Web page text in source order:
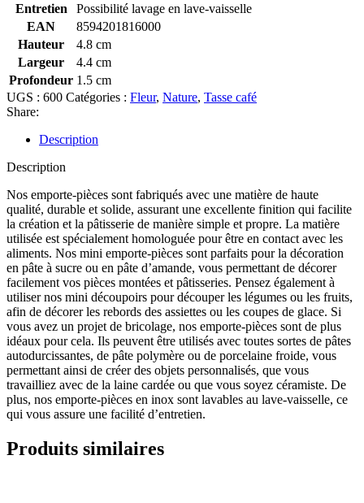
Entretien
Possibilité lavage en lave-vaisselle
EAN
8594201816000
Hauteur
4.8 cm
Largeur
4.4 cm
Profondeur 1.5 cm
UGS : 600 Catégories : Fleur, Nature, Tasse café
Share:
Description
Description
Nos emporte-pièces sont fabriqués avec une matière de haute
qualité, durable et solide, assurant une excellente finition qui facilite
la création et la pâtisserie de manière simple et propre. La matière
utilisée est spécialement homologuée pour être en contact avec les
aliments. Nos mini emporte-pièces sont parfaits pour la décoration
en pâte à sucre ou en pâte d’amande, vous permettant de décorer
facilement vos pièces montées et pâtisseries. Pensez également à
utiliser nos mini découpoirs pour découper les légumes ou les fruits,
afin de décorer les rebords des assiettes ou les coupes de glace. Si
vous avez un projet de bricolage, nos emporte-pièces sont de plus
idéaux pour cela. Ils peuvent être utilisés avec toutes sortes de pâtes
autodurcissantes, de pâte polymère ou de porcelaine froide, vous
permettant ainsi de créer des objets personnalisés, que vous
travailliez avec de la laine cardée ou que vous soyez céramiste. De
plus, nos emporte-pièces en inox sont lavables au lave-vaisselle, ce
qui vous assure une facilité d’entretien.
Produits similaires